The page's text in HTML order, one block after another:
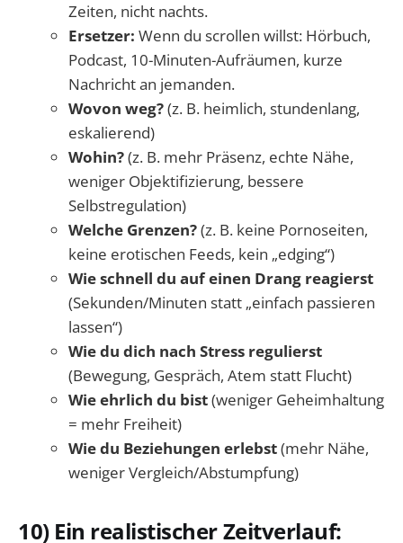
Zeiten, nicht nachts.
Ersetzer: Wenn du scrollen willst: Hörbuch,
Podcast, 10-Minuten-Aufräumen, kurze
Nachricht an jemanden.
Wovon weg?(z. B. heimlich, stundenlang,
eskalierend)
Wohin?(z. B. mehr Präsenz, echte Nähe,
weniger Objektifizierung, bessere
Selbstregulation)
Welche Grenzen?(z. B. keine Pornoseiten,
keine erotischen Feeds, kein „edging“)
Wie schnell du auf einen Drang reagierst
(Sekunden/Minuten statt „einfach passieren
lassen“)
Wie du dich nach Stress regulierst
(Bewegung, Gespräch, Atem statt Flucht)
Wie ehrlich du bist(weniger Geheimhaltung
= mehr Freiheit)
Wie du Beziehungen erlebst(mehr Nähe,
weniger Vergleich/Abstumpfung)
10) Ein realistischer Zeitverlauf: